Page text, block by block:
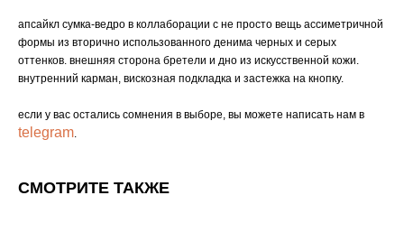
апсайкл сумка-ведро в коллаборации с не просто вещь ассиметричной
формы из вторично использованного денима черных и серых
оттенков. внешняя сторона бретели и дно из искусственной кожи.
внутренний карман, вискозная подкладка и застежка на кнопку.
если у вас остались сомнения в выборе, вы можете написать нам в
telegram
СМОТРИТЕ ТАКЖЕ